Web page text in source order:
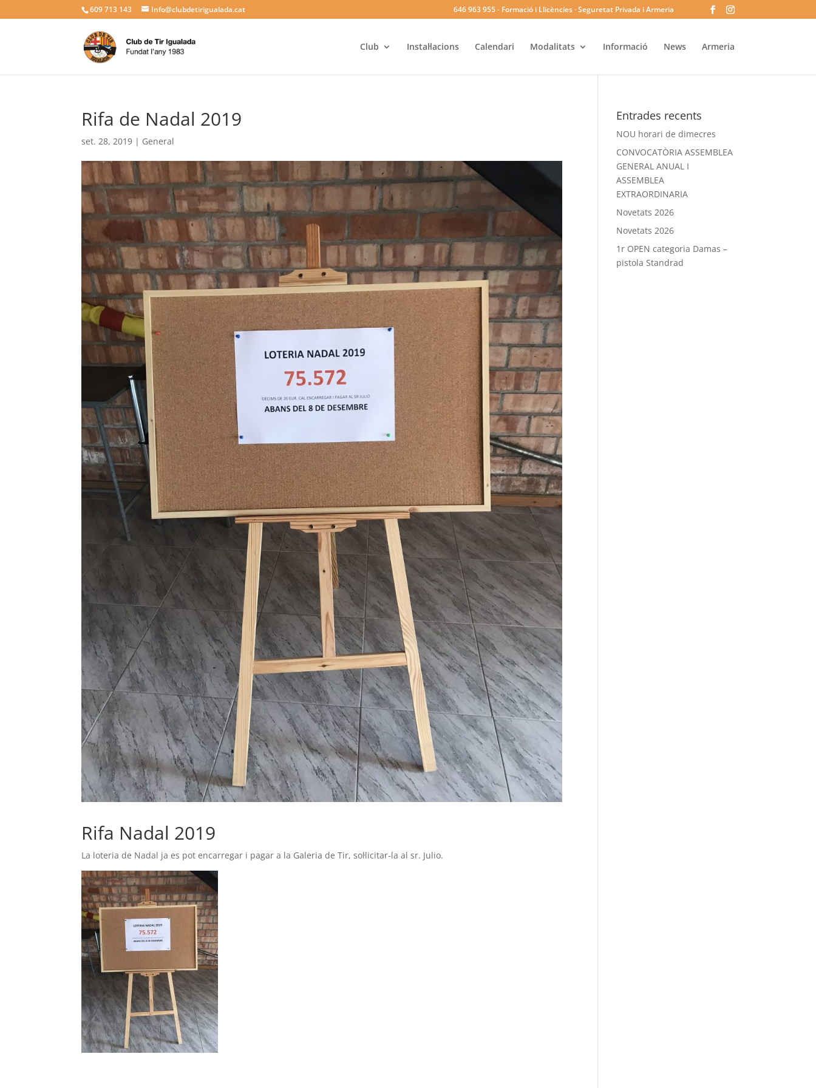
609 713 143 Info@clubdetirigualada.cat 646 963 955- Formació i Llicències · Seguretat Privada i Armeria
Club Instal·lacions Calendari Modalitats Informació News Armeria
Rifa de Nadal 2019
set. 28, 2019 | General
Rifa Nadal 2019
La loteria de Nadal ja es pot encarregar i pagar a la Galeria de Tir, sol·licitar-la al sr. Julio.
Entrades recents
NOU horari de dimecres
CONVOCATÒRIA ASSEMBLEA
GENERAL ANUAL I
ASSEMBLEA
EXTRAORDINARIA
Novetats 2026
Novetats 2026
1r OPEN categoria Damas –
pistola Standrad